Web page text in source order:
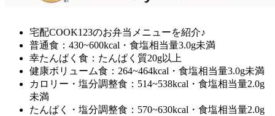
宅配COOK123のお弁当メニューを紹介♪
普通食：430~600kcal・食塩相当量3.0g未満
幸たんぱく食：たんぱく質20g以上
健康ボリューム食：264~464kcal・食塩相当量3.0g未満
カロリー・塩分調整食：514~538kcal・食塩相当量2.0g
未満
たんぱく・塩分調整食：570~630kcal・食塩相当量2.0g